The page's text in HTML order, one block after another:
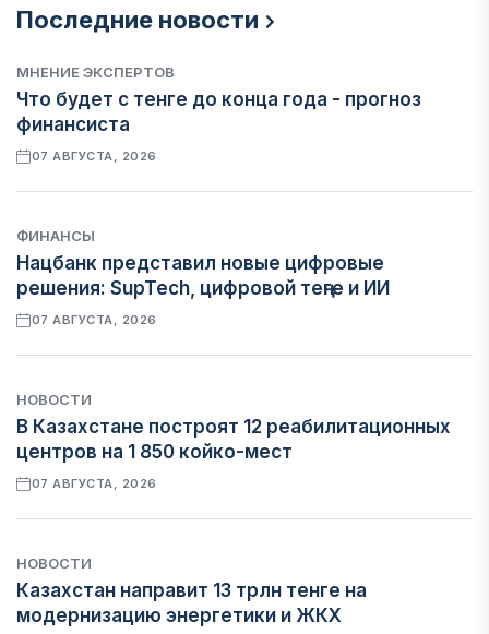
Последние новости
МНЕНИЕ ЭКСПЕРТОВ
Что будет с тенге до конца года - прогноз
финансиста
07 АВГУСТА, 2026
ФИНАНСЫ
Нацбанк представил новые цифровые
решения: SupTech, цифровой теңге и ИИ
07 АВГУСТА, 2026
НОВОСТИ
В Казахстане построят 12 реабилитационных
центров на 1 850 койко-мест
07 АВГУСТА, 2026
НОВОСТИ
Казахстан направит 13 трлн тенге на
модернизацию энергетики и ЖКХ